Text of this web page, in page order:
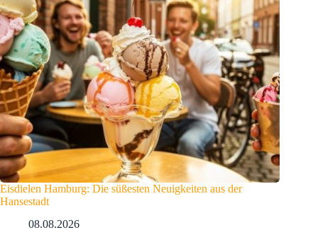
Eisdielen Hamburg: Die süßesten Neuigkeiten aus der
Hansestadt
08.08.2026